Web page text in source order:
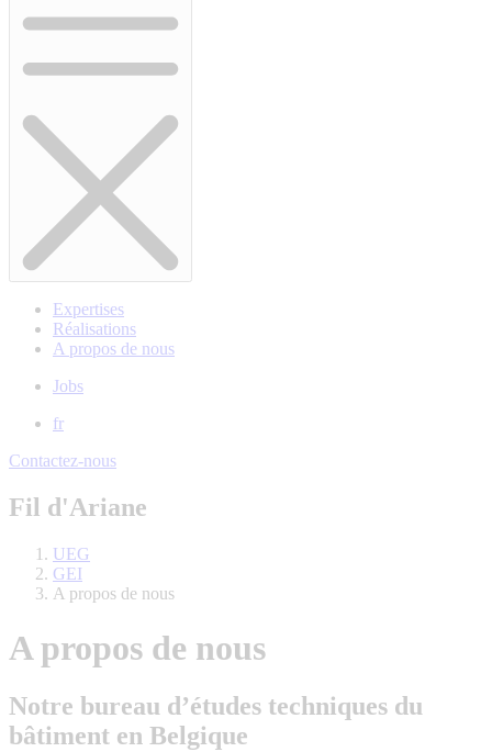
Expertises
Réalisations
A propos de nous
Jobs
fr
Contactez-nous
Fil d'Ariane
UEG
GEI
A propos de nous
A propos de nous
Notre bureau d’études techniques du
bâtiment en Belgique